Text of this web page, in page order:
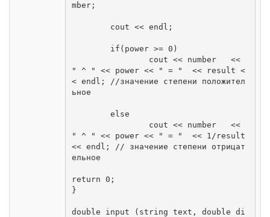
mber;
" ^ " << power << " = "  << result <
< endl; //значение степени положител
ьное
" ^ " << power << " = "  << 1/result
<< endl; // значение степени отрицат
ельное
return 0;
}
double input (string text, double di